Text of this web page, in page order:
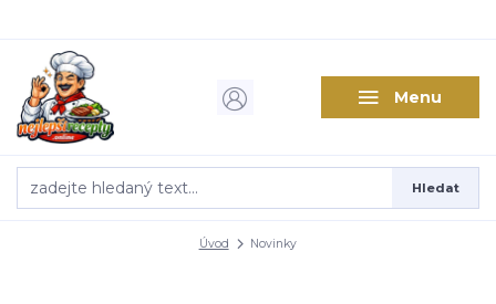
Menu
Hledat
Úvod Novinky